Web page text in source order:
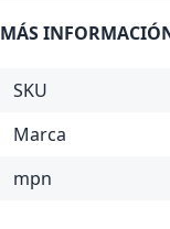
MÁS
SKU
Marca
mpn